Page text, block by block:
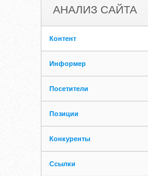
АНАЛИЗ САЙТА
Контент
Информер
Посетители
Позиции
Конкуренты
Ссылки